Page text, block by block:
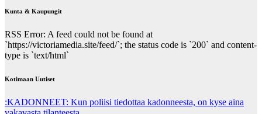
Kunta & Kaupungit
RSS Error: A feed could not be found at
`https://victoriamedia.site/feed/`; the status code is `200` and content-
type is `text/html`
Kotimaan Uutiset
:KADONNEET: Kun poliisi tiedottaa kadonneesta, on kyse aina